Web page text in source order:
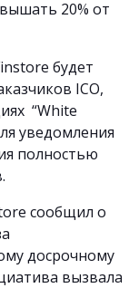
20% от
будет
ICO,
“White
уведомления
полностью
сообщил о
досрочному
вызвала